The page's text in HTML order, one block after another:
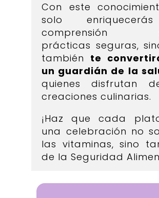
Con este
solo
comprensión
prácticas seguras,
también te
un guardián de la
quienes disfrutan
creaciones culinarias.
¡Haz que cada
una celebración no
las vitaminas, sino
de la Seguridad